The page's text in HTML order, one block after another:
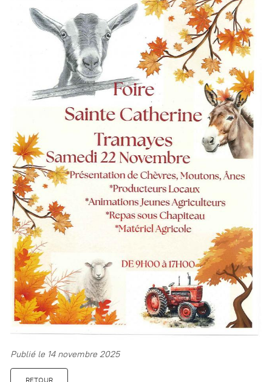
Publié le 14 novembre 2025
RETOUR